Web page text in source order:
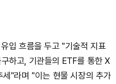
입 흐름을 두고 "기술적 지표
하고, 기관들의 ETF를 통한 X
세"라며 "이는 현물 시장의 추가